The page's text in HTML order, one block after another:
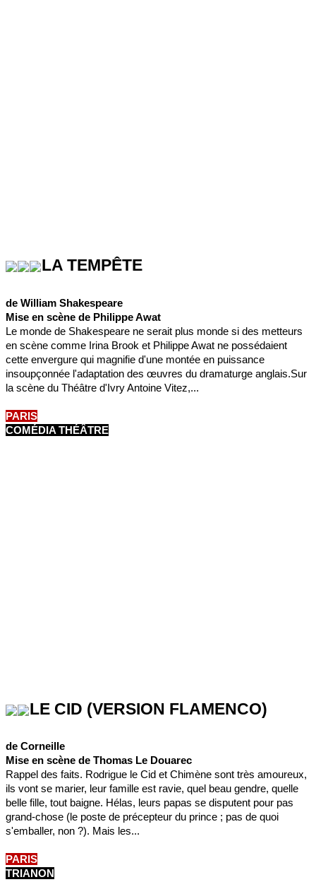
LA TEMPÊTE
de William Shakespeare
Mise en scène de Philippe Awat
Le monde de Shakespeare ne serait plus monde si des metteurs
en scène comme Irina Brook et Philippe Awat ne possédaient
cette envergure qui magnifie d'une montée en puissance
insoupçonnée l'adaptation des œuvres du dramaturge anglais.Sur
la scène du Théâtre d'Ivry Antoine Vitez,...
PARIS
COMÉDIA THÉÂTRE
LE CID (VERSION FLAMENCO)
de Corneille
Mise en scène de Thomas Le Douarec
Rappel des faits. Rodrigue le Cid et Chimène sont très amoureux,
ils vont se marier, leur famille est ravie, quel beau gendre, quelle
belle fille, tout baigne. Hélas, leurs papas se disputent pour pas
grand-chose (le poste de précepteur du prince ; pas de quoi
s'emballer, non ?). Mais les...
PARIS
TRIANON